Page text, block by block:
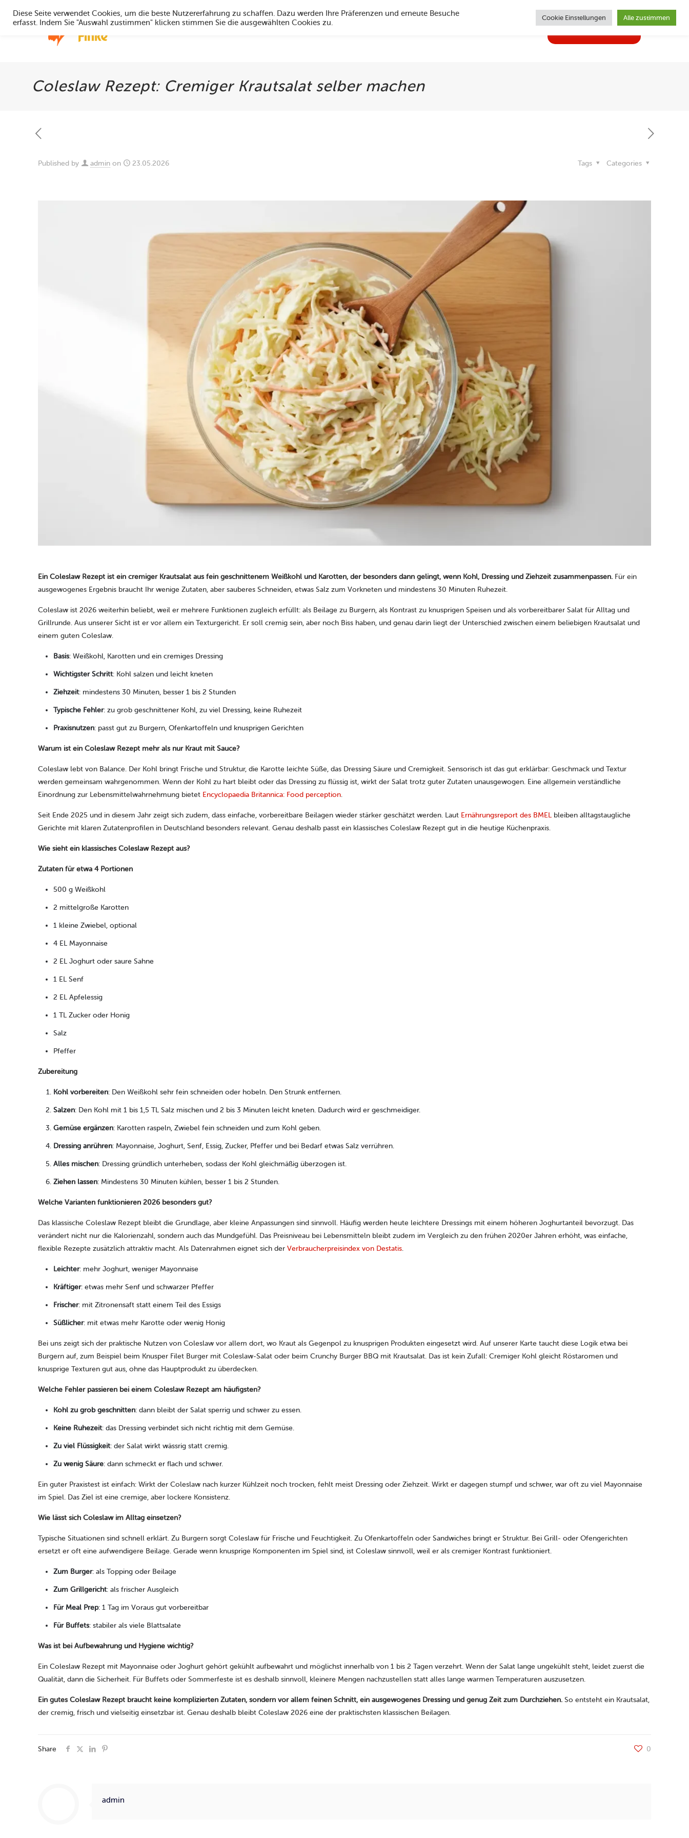
Coleslaw Rezept: Cremiger Krautsalat selber machen
Published by admin on 23.05.2026 Categories
Tags
Ein Coleslaw Rezept ist ein cremiger Krautsalat aus fein geschnittenem Weißkohl und Karotten, der besonders dann gelingt, wenn Kohl, Dressing und Ziehzeit zusammenpassen. Für ein
ausgewogenes Ergebnis braucht Ihr wenige Zutaten, aber sauberes Schneiden, etwas Salz zum Vorkneten und mindestens 30 Minuten Ruhezeit.
Coleslaw ist 2026 weiterhin beliebt, weil er mehrere Funktionen zugleich erfüllt: als Beilage zu Burgern, als Kontrast zu knusprigen Speisen und als vorbereitbarer Salat für Alltag und
Grillrunde. Aus unserer Sicht ist er vor allem ein Texturgericht. Er soll cremig sein, aber noch Biss haben, und genau darin liegt der Unterschied zwischen einem beliebigen Krautsalat und
einem guten Coleslaw.
Basis: Weißkohl, Karotten und ein cremiges Dressing
Wichtigster Schritt: Kohl salzen und leicht kneten
Ziehzeit: mindestens 30 Minuten, besser 1 bis 2 Stunden
Typische Fehler: zu grob geschnittener Kohl, zu viel Dressing, keine Ruhezeit
Praxisnutzen: passt gut zu Burgern, Ofenkartoffeln und knusprigen Gerichten
Warum ist ein Coleslaw Rezept mehr als nur Kraut mit Sauce?
Coleslaw lebt von Balance. Der Kohl bringt Frische und Struktur, die Karotte leichte Süße, das Dressing Säure und Cremigkeit. Sensorisch ist das gut erklärbar: Geschmack und Textur
werden gemeinsam wahrgenommen. Wenn der Kohl zu hart bleibt oder das Dressing zu flüssig ist, wirkt der Salat trotz guter Zutaten unausgewogen. Eine allgemein verständliche
Einordnung zur Lebensmittelwahrnehmung bietet Encyclopaedia Britannica: Food perception.
Seit Ende 2025 und in diesem Jahr zeigt sich zudem, dass einfache, vorbereitbare Beilagen wieder stärker geschätzt werden. Laut Ernährungsreport des BMEL bleiben alltagstaugliche
Gerichte mit klaren Zutatenprofilen in Deutschland besonders relevant. Genau deshalb passt ein klassisches Coleslaw Rezept gut in die heutige Küchenpraxis.
Wie sieht ein klassisches Coleslaw Rezept aus?
Zutaten für etwa 4 Portionen
500 g Weißkohl
2 mittelgroße Karotten
1 kleine Zwiebel, optional
4 EL Mayonnaise
2 EL Joghurt oder saure Sahne
1 EL Senf
2 EL Apfelessig
1 TL Zucker oder Honig
Salz
Pfeffer
Zubereitung
Kohl vorbereiten: Den Weißkohl sehr fein schneiden oder hobeln. Den Strunk entfernen.
Salzen: Den Kohl mit 1 bis 1,5 TL Salz mischen und 2 bis 3 Minuten leicht kneten. Dadurch wird er geschmeidiger.
Gemüse ergänzen: Karotten raspeln, Zwiebel fein schneiden und zum Kohl geben.
Dressing anrühren: Mayonnaise, Joghurt, Senf, Essig, Zucker, Pfeffer und bei Bedarf etwas Salz verrühren.
Alles mischen: Dressing gründlich unterheben, sodass der Kohl gleichmäßig überzogen ist.
Ziehen lassen: Mindestens 30 Minuten kühlen, besser 1 bis 2 Stunden.
Welche Varianten funktionieren 2026 besonders gut?
Das klassische Coleslaw Rezept bleibt die Grundlage, aber kleine Anpassungen sind sinnvoll. Häufig werden heute leichtere Dressings mit einem höheren Joghurtanteil bevorzugt. Das
verändert nicht nur die Kalorienzahl, sondern auch das Mundgefühl. Das Preisniveau bei Lebensmitteln bleibt zudem im Vergleich zu den frühen 2020er Jahren erhöht, was einfache,
flexible Rezepte zusätzlich attraktiv macht. Als Datenrahmen eignet sich derVerbraucherpreisindex von Destatis.
Leichter: mehr Joghurt, weniger Mayonnaise
Kräftiger: etwas mehr Senf und schwarzer Pfeffer
Frischer: mit Zitronensaft statt einem Teil des Essigs
Süßlicher: mit etwas mehr Karotte oder wenig Honig
Bei uns zeigt sich der praktische Nutzen von Coleslaw vor allem dort, wo Kraut als Gegenpol zu knusprigen Produkten eingesetzt wird. Auf unserer Karte taucht diese Logik etwa bei
Burgern auf, zum Beispiel beim Knusper Filet Burger mit Coleslaw-Salat oder beim Crunchy Burger BBQ mit Krautsalat. Das ist kein Zufall: Cremiger Kohl gleicht Röstaromen und
knusprige Texturen gut aus, ohne das Hauptprodukt zu überdecken.
Welche Fehler passieren bei einem Coleslaw Rezept am häufigsten?
Kohl zu grob geschnitten: dann bleibt der Salat sperrig und schwer zu essen.
Keine Ruhezeit: das Dressing verbindet sich nicht richtig mit dem Gemüse.
Zu viel Flüssigkeit: der Salat wirkt wässrig statt cremig.
Zu wenig Säure: dann schmeckt er flach und schwer.
Ein guter Praxistest ist einfach: Wirkt der Coleslaw nach kurzer Kühlzeit noch trocken, fehlt meist Dressing oder Ziehzeit. Wirkt er dagegen stumpf und schwer, war oft zu viel Mayonnaise
im Spiel. Das Ziel ist eine cremige, aber lockere Konsistenz.
Wie lässt sich Coleslaw im Alltag einsetzen?
Typische Situationen sind schnell erklärt. Zu Burgern sorgt Coleslaw für Frische und Feuchtigkeit. Zu Ofenkartoffeln oder Sandwiches bringt er Struktur. Bei Grill- oder Ofengerichten
ersetzt er oft eine aufwendigere Beilage. Gerade wenn knusprige Komponenten im Spiel sind, ist Coleslaw sinnvoll, weil er als cremiger Kontrast funktioniert.
Zum Burger: als Topping oder Beilage
Zum Grillgericht: als frischer Ausgleich
Für Meal Prep: 1 Tag im Voraus gut vorbereitbar
Für Buffets: stabiler als viele Blattsalate
Was ist bei Aufbewahrung und Hygiene wichtig?
Ein Coleslaw Rezept mit Mayonnaise oder Joghurt gehört gekühlt aufbewahrt und möglichst innerhalb von 1 bis 2 Tagen verzehrt. Wenn der Salat lange ungekühlt steht, leidet zuerst die
Qualität, dann die Sicherheit. Für Buffets oder Sommerfeste ist es deshalb sinnvoll, kleinere Mengen nachzustellen statt alles lange warmen Temperaturen auszusetzen.
Ein gutes Coleslaw Rezept braucht keine komplizierten Zutaten, sondern vor allem feinen Schnitt, ein ausgewogenes Dressing und genug Zeit zum Durchziehen. So entsteht ein Krautsalat,
der cremig, frisch und vielseitig einsetzbar ist. Genau deshalb bleibt Coleslaw 2026 eine der praktischsten klassischen Beilagen.
Share 0
admin
Diese Seite verwendet Cookies, um die beste Nutzererfahrung zu schaffen. Dazu werden Ihre Präferenzen und erneute Besuche
erfasst. Indem Sie "Auswahl zustimmen" klicken stimmen Sie die ausgewählten Cookies zu.
Cookie Einstellungen Alle zustimmen